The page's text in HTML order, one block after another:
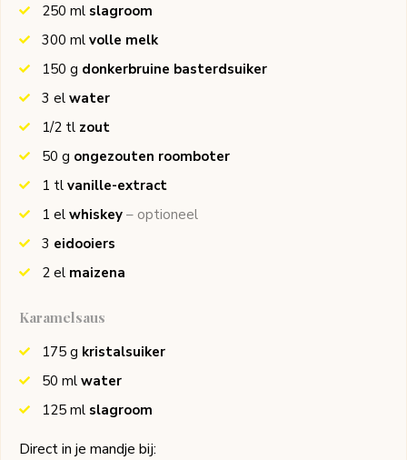
250 ml slagroom
300 ml volle melk
150 g donkerbruine basterdsuiker
3 el water
1/2 tl zout
50 g ongezouten roomboter
1 tl vanille-extract
1 el whiskey – optioneel
3 eidooiers
2 el maizena
Karamelsaus
175 g kristalsuiker
50 ml water
125 ml slagroom
Direct in je mandje bij: